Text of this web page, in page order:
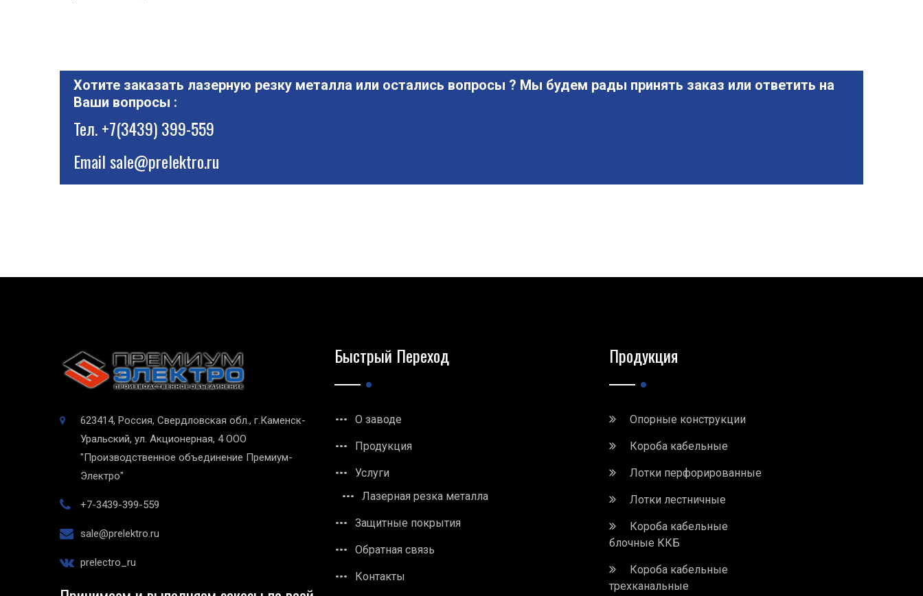
Хотите заказать лазерную резку металла или остались вопросы ? Мы будем рады принять заказ или ответить на
Ваши вопросы :
Тел.+7(3439) 399-559
Emailsale@prelektro.ru
623414, Россия, Свердловская обл., г.Каменск-
Уральский, ул. Акционерная, 4 ООО
"Производственное объединение Премиум-
Электро"
+7-3439-399-559
sale@prelektro.ru
prelectro_ru
Быстрый Переход
О заводе
Продукция
Услуги
Лазерная резка металла
Защитные покрытия
Обратная связь
Контакты
Продукция
Опорные конструкции
Короба кабельные
Лотки перфорированные
Лотки лестничные
Короба кабельные
блочные ККБ
Короба кабельные
трехканальные